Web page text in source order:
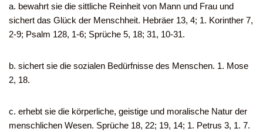
a. bewahrt sie die sittliche Reinheit von Mann und Frau und
sichert das Glück der Menschheit. Hebräer 13, 4; 1. Korinther 7,
2-9; Psalm 128, 1-6; Sprüche 5, 18; 31, 10-31.
b. sichert sie die sozialen Bedürfnisse des Menschen. 1. Mose
2, 18.
c. erhebt sie die körperliche, geistige und moralische Natur der
menschlichen Wesen. Sprüche 18, 22; 19, 14; 1. Petrus 3, 1. 7.